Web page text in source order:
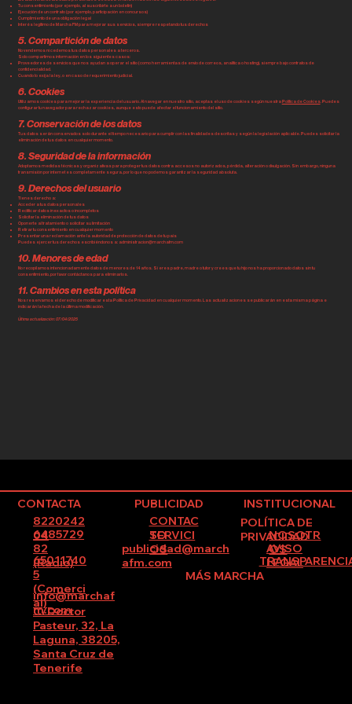
Tu consentimiento (por ejemplo, al suscribirte a un boletín)
Ejecución de un contrato (por ejemplo, participación en concursos)
Cumplimiento de una obligación legal
Interés legítimo de Marcha FM para mejorar sus servicios, siempre respetando tus derechos
5. Compartición de datos
No vendemos ni cedemos tus datos personales a terceros.
Solo compartimos información en los siguientes casos:
Proveedores de servicios que nos ayudan a operar el sitio (como herramientas de envío de correos, analítica o hosting), siempre bajo contratos de
confidencialidad.
Cuando lo exija la ley, o en caso de requerimiento judicial.
6. Cookies
Utilizamos cookies para mejorar la experiencia del usuario. Al navegar en nuestro sitio, aceptas el uso de cookies según nuestraPolítica de Cookies. Puedes
configurar tu navegador para rechazar cookies, aunque esto puede afectar el funcionamiento del sitio.
7. Conservación de los datos
Tus datos serán conservados solo durante el tiempo necesario para cumplir con las finalidades descritas y según la legislación aplicable. Puedes solicitar la
eliminación de tus datos en cualquier momento.
8. Seguridad de la información
Adoptamos medidas técnicas y organizativas para proteger tus datos contra accesos no autorizados, pérdida, alteración o divulgación. Sin embargo, ninguna
transmisión por internet es completamente segura, por lo que no podemos garantizar la seguridad absoluta.
9. Derechos del usuario
Tienes derecho a:
Acceder a tus datos personales
Rectificar datos inexactos o incompletos
Solicitar la eliminación de tus datos
Oponerte al tratamiento o solicitar su limitación
Retirar tu consentimiento en cualquier momento
Presentar una reclamación ante la autoridad de protección de datos de tu país
Puedes ejercer tus derechos escribiéndonos a: administracion@marchafm.com
10. Menores de edad
No recopilamos intencionadamente datos de menores de 14 años. Si eres padre, madre o tutor y crees que tu hijo nos ha proporcionado datos sin tu
consentimiento, por favor contáctanos para eliminarlos.
11. Cambios en esta política
Nos reservamos el derecho de modificar esta Política de Privacidad en cualquier momento. Las actualizaciones se publicarán en esta misma página e
indicarán la fecha de la última modificación.
Última actualización: 07/04/2025
CONTACTA
AVISO
LEGAL
PUBLICIDAD
publicidad@march
afm.com
MÁS MARCHA
8220242
04
INSTITUCIONAL
6485729
82
(Radio)
CONTAC
TO
POLÍTICA DE
PRIVACIDAD
SERVICI
OS
info@marchaf
m.com
65011740
5
(Comerci
al)
C/Doctor
Pasteur, 32, La
Laguna, 38205,
Santa Cruz de
Tenerife
NOSOTR
OS